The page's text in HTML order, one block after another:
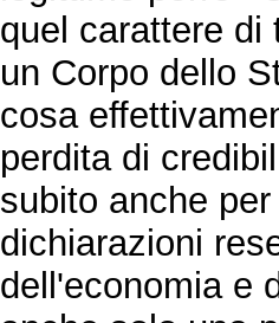
quel carattere di
un Corpo dello
cosa
perdita di
subito anche
dichiarazioni
dell'economia e